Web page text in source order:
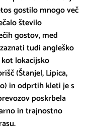
gostilo mnogo več
število
gostov, med
tudi angleško
lokacijsko
(Štanjel, Lipica,
in odprtih kleti je s
poskrbela
in trajnostno